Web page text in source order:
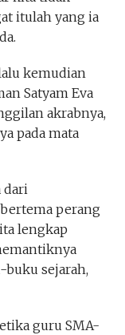
itulah yang ia
kemudian
Satyam Eva
akrabnya,
pada mata
dari
perang
lengkap
sejarah,
guru SMA-